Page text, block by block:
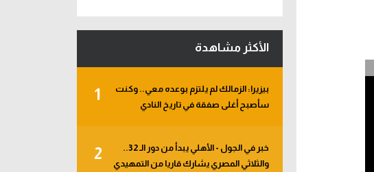
الأكثر مشاهدة
1
بيزيرا: الزمالك لم يلتزم بوعده معي.. وكنت
سأصبح أغلى صفقة في تاريخ النادي
2
خبر في الجول - الأهلي يبدأ من دور الـ 32..
والثلاثي المصري يشارك قاريا من التمهيدي